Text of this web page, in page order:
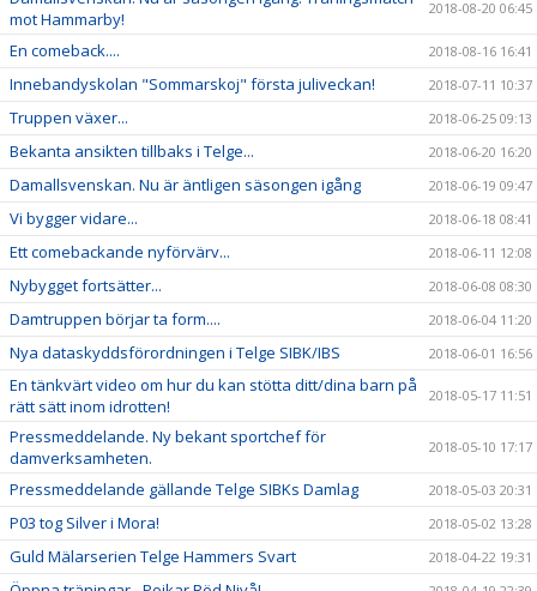
mot Hammarby!
2018-08-20 06:45
En comeback.... 2018-08-16 16:41
Innebandyskolan "Sommarskoj" första juliveckan! 2018-07-11 10:37
Truppen växer... 2018-06-25 09:13
Bekanta ansikten tillbaks i Telge... 2018-06-20 16:20
Damallsvenskan. Nu är äntligen säsongen igång 2018-06-19 09:47
Vi bygger vidare... 2018-06-18 08:41
Ett comebackande nyförvärv... 2018-06-11 12:08
Nybygget fortsätter... 2018-06-08 08:30
Damtruppen börjar ta form.... 2018-06-04 11:20
Nya dataskyddsförordningen i Telge SIBK/IBS 2018-06-01 16:56
En tänkvärt video om hur du kan stötta ditt/dina barn på
rätt sätt inom idrotten!
2018-05-17 11:51
Pressmeddelande. Ny bekant sportchef för
damverksamheten.
2018-05-10 17:17
Pressmeddelande gällande Telge SIBKs Damlag 2018-05-03 20:31
P03 tog Silver i Mora! 2018-05-02 13:28
Guld Mälarserien Telge Hammers Svart 2018-04-22 19:31